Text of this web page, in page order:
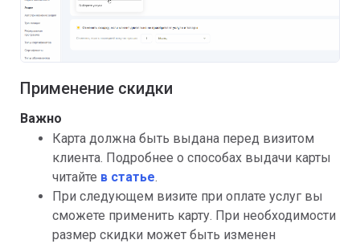
Применение скидки
Важно
Карта должна быть выдана перед визитом
клиента. Подробнее о способах выдачи карты
читайте в статье.
При следующем визите при оплате услуг вы
сможете применить карту. При необходимости
размер скидки может быть изменен